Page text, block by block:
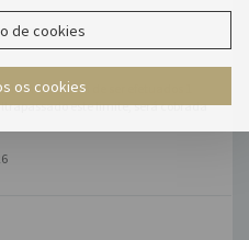
têm de ser efetuados 1
este limite, será cobrada
de cookies
os cookies